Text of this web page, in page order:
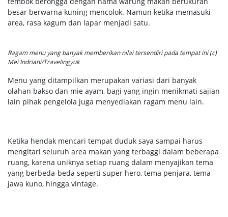
besar berwarna kuning mencolok. Namun ketika memasuki
area, rasa kagum dan lapar menjadi satu.
Ragam menu yang banyak memberikan nilai tersendiri pada tempat ini (c)
Mei Indriani/Travelingyuk
Menu yang ditampilkan merupakan variasi dari banyak
olahan bakso dan mie ayam, bagi yang ingin menikmati sajian
lain pihak pengelola juga menyediakan ragam menu lain.
Ketika hendak mencari tempat duduk saya sampai harus
mengitari seluruh area makan yang terbaggi dalam beberapa
ruang, karena uniknya setiap ruang dalam menyajikan tema
yang berbeda-beda seperti super hero, tema penjara, tema
jawa kuno, hingga vintage.